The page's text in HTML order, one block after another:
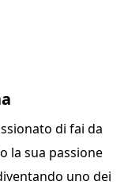
di fai da
la sua passione
uno dei